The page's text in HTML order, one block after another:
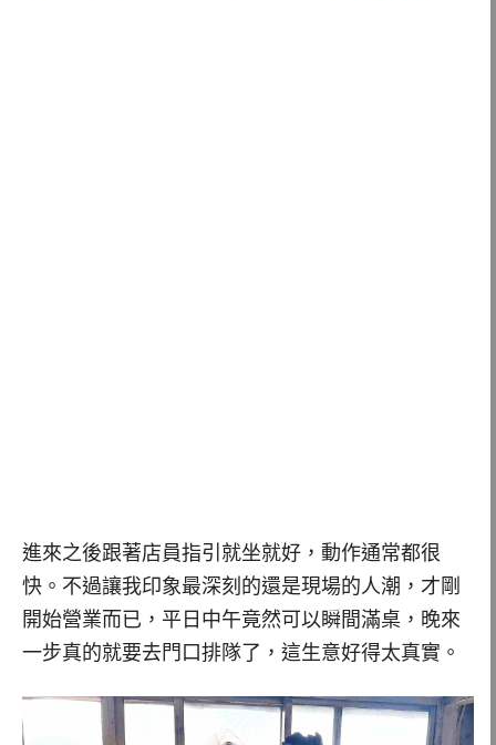
進來之後跟著店員指引就坐就好，動作通常都很
快。不過讓我印象最深刻的還是現場的人潮，才剛
開始營業而已，平日中午竟然可以瞬間滿桌，晚來
一步真的就要去門口排隊了，這生意好得太真實。